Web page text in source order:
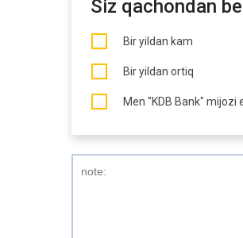
Siz qachondan
Bir yildan kam
Bir yildan ortiq
Men "KDB Bank" mijozi